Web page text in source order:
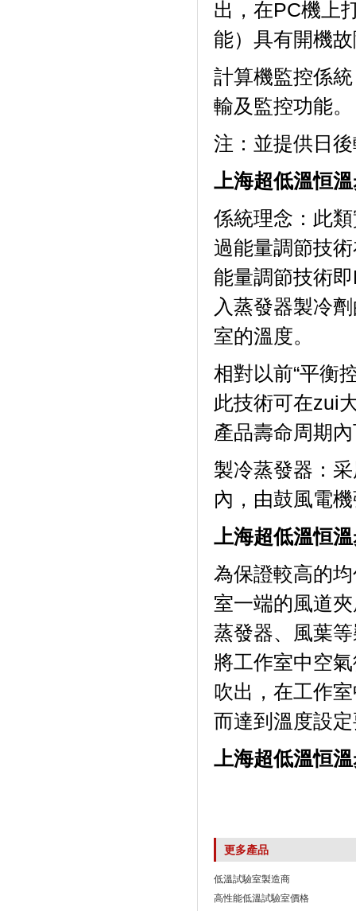
出，在PC機
能）具有開機故
計算機監控係統
輸及監控功能。
注：並提供日
上海超低溫恒
係統理念：
過能量調節技術
能量調節技術即
入蒸發器製冷劑
室的溫度。
相對以前“平衡控
此技術可在zui
產品壽命周期
製冷蒸發器
內，由鼓風電機
上海超低溫恒
為保證較高的均
室一端的風道夾層
蒸發器、風葉
將工作室中空氣
吹出，在工作
而達到溫度設定
上海超低溫恒
更多產品
低溫試驗室製造商
高性能低溫試驗室價格